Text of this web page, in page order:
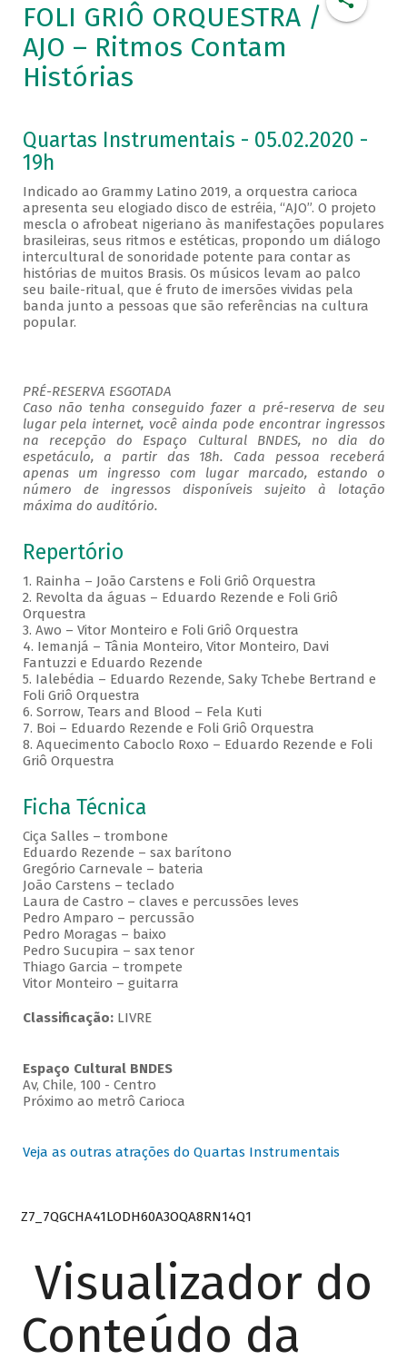
FOLI GRIÔ ORQUESTRA /
AJO – Ritmos Contam
Histórias
Quartas Instrumentais - 05.02.2020 -
19h
Indicado ao Grammy Latino 2019, a orquestra carioca
apresenta seu elogiado disco de estréia, “AJO”. O projeto
mescla o afrobeat nigeriano às manifestações populares
brasileiras, seus ritmos e estéticas, propondo um diálogo
intercultural de sonoridade potente para contar as
histórias de muitos Brasis. Os músicos levam ao palco
seu baile-ritual, que é fruto de imersões vividas pela
banda junto a pessoas que são referências na cultura
popular.
PRÉ-RESERVA ESGOTADA
Caso não tenha conseguido fazer a pré-reserva de seu
lugar pela internet, você ainda pode encontrar ingressos
na recepção do Espaço Cultural BNDES, no dia do
espetáculo, a partir das 18h. Cada pessoa receberá
apenas um ingresso com lugar marcado, estando o
número de ingressos disponíveis sujeito à lotação
máxima do auditório.
Repertório
1. Rainha – João Carstens e Foli Griô Orquestra
2. Revolta da águas – Eduardo Rezende e Foli Griô
Orquestra
3. Awo – Vitor Monteiro e Foli Griô Orquestra
4. Iemanjá – Tânia Monteiro, Vitor Monteiro, Davi
Fantuzzi e Eduardo Rezende
5. Ialebédia – Eduardo Rezende, Saky Tchebe Bertrand e
Foli Griô Orquestra
6. Sorrow, Tears and Blood – Fela Kuti
7. Boi – Eduardo Rezende e Foli Griô Orquestra
8. Aquecimento Caboclo Roxo – Eduardo Rezende e Foli
Griô Orquestra
Ficha Técnica
Ciça Salles – trombone
Eduardo Rezende – sax barítono
Gregório Carnevale – bateria
João Carstens – teclado
Laura de Castro – claves e percussões leves
Pedro Amparo – percussão
Pedro Moragas – baixo
Pedro Sucupira – sax tenor
Thiago Garcia – trompete
Vitor Monteiro – guitarra
Classificação: LIVRE
Espaço Cultural BNDES
Av, Chile, 100 - Centro
Próximo ao metrô Carioca
Veja as outras atrações do Quartas Instrumentais
Z7_7QGCHA41LODH60A3OQA8RN14Q1
Visualizador do
Conteúdo da